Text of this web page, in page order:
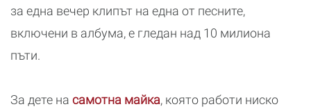
за една вечер клипът на една от песните,
включени в албума, е гледан над 10 милиона
пъти.
За дете на самотна майка, която работи ниско